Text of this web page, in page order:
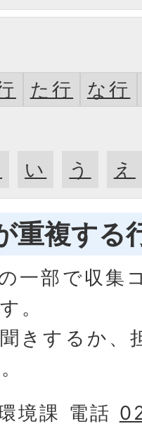
た行 な行
い う え
重複する
一部で収集
。
きするか、
境課 電話